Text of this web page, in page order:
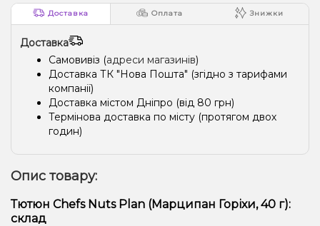
Доставка Оплата Знижки
Доставка
Самовивіз (адреси магазинів)
Доставка ТК "Нова Пошта" (згідно з тарифами
компанії)
Доставка містом Дніпро (від 80 грн)
Термінова доставка по місту (протягом двох
годин)
Опис товару:
Тютюн Chefs Nuts Plan (Марципан Горіхи, 40 г):
склад